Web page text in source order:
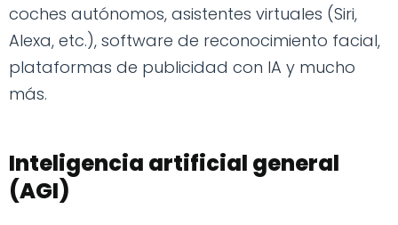
coches autónomos, asistentes virtuales (Siri,
Alexa, etc.), software de reconocimiento facial,
plataformas de publicidad con IA y mucho
más.
Inteligencia artificial general
(AGI)